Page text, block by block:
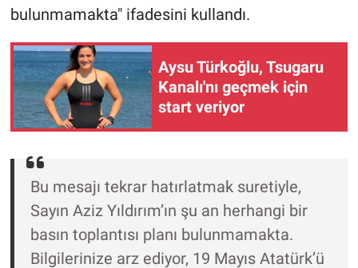
bulunmamakta" ifadesini kullandı.
Aysu Türkoğlu, Tsugaru
Kanalı'nı geçmek için
start veriyor
Bu mesajı tekrar hatırlatmak suretiyle,
Sayın Aziz Yıldırım’ın şu an herhangi bir
basın toplantısı planı bulunmamakta.
Bilgilerinize arz ediyor, 19 Mayıs Atatürk’ü
Kültür Sanat
Ne demişti
Nedir
Popüler
Programlar
Sağlık